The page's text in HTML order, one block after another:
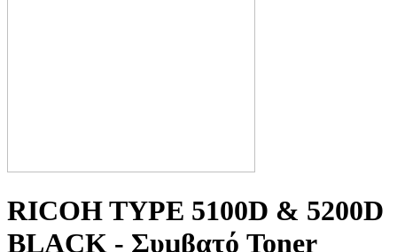
RICOH TYPE 5100D & 5200D
BLACK - Συμβατό Toner